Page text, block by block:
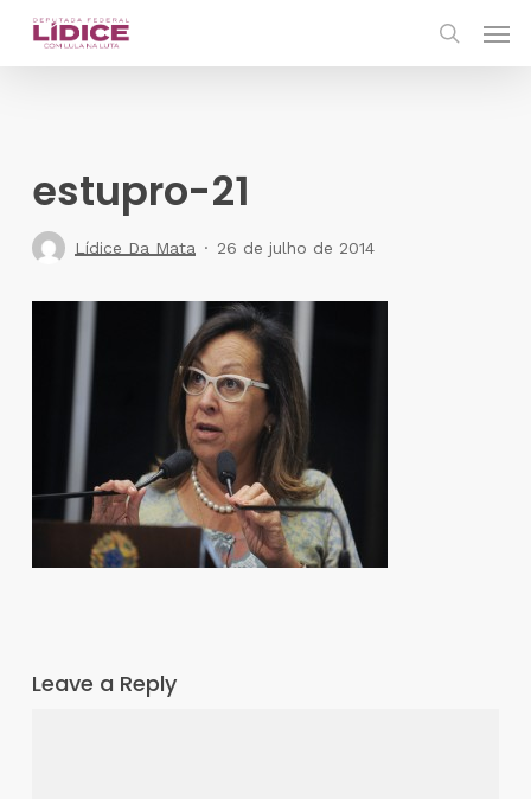
Skip
estupro-21
Lídice Da Mata 26 de julho de 2014
Leave a Reply